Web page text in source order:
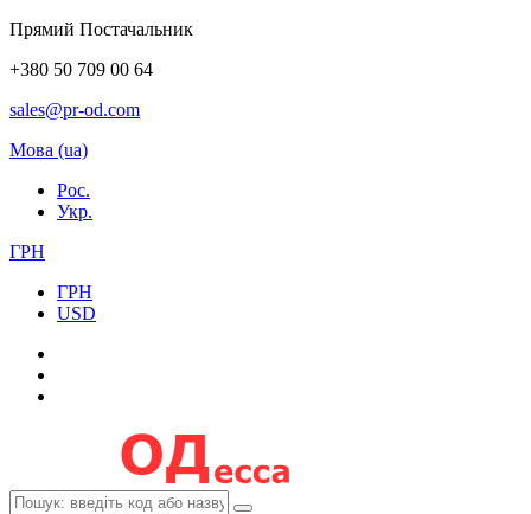
Прямий Постачальник
+380 50 709 00 64
sales@pr-od.com
Мова (ua)
Рос.
Укр.
ГРН
ГРН
USD